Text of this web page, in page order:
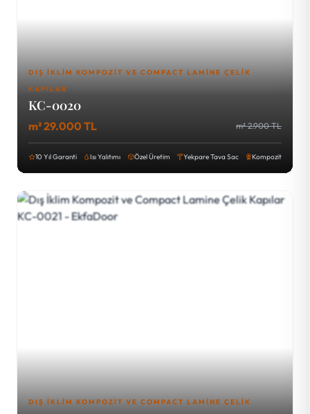
DIŞ İKLIM KOMPOZIT VE COMPACT LAMINE ÇELIK
KAPILAR
KC-0020
m² 29.000 TL m² 2.900 TL
10 Yıl Garanti Isı Yalıtımı Özel Üretim Yekpare Tava Sac Kompozit
DIŞ İKLIM KOMPOZIT VE COMPACT LAMINE ÇELIK